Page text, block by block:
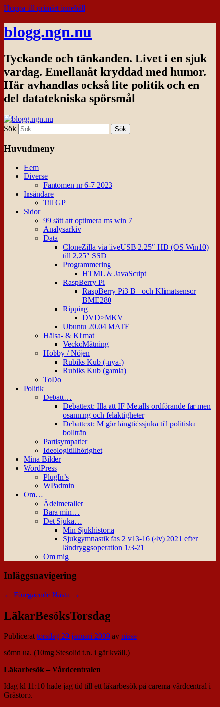
Hoppa till primärt innehåll
blogg.ngn.nu
Tyckande och tänkanden. Livet i en sjuk
vardag. Emellanåt kryddad med humor.
Här avhandlas också lite politik och en
del datatekniska spörsmål
Sök
Huvudmeny
Hem
Diverse
Fantomen nr 6-7 2023
Insändare
Till GP
Sidor
99 sätt att optimera ms win 7
Analysarkiv
Data
CloneZilla via liveUSB 2.25″ HD (OS Win10)
till 2,25″ SSD
Programmering
HTML & JavaScript
RaspBerry Pi
RaspBerry Pi3 B+ och Klimatsensor
BME280
Ripping
DVD>MKV
Ubuntu 20.04 MATE
Hälsa- & Klimat
VeckoMätning
Hobby / Nöjen
Rubiks Kub (-nya-)
Rubiks Kub (gamla)
ToDo
Politik
Debatt…
Debattext: Illa att IF Metalls ordförande far men
osanning och felaktigheter
Debattext: M gör långtidssjuka till politiska
bollträn
Partisympatier
Ideologitillhörighet
Mina Bilder
WordPress
PlugIn’s
WPadmin
Om…
Ädelmetaller
Bara min…
Det Sjuka…
Min Sjukhistoria
Sjukgymnastik fas 2 v13-16 (4v) 2021 efter
ländryggsoperation 1/3-21
Om mig
Inläggsnavigering
← Föregående Nästa →
LäkarBesöksTorsdag
Publicerattorsdag 29 januari 2009 av nisse
sömn ua. (10mg Stesolid t.n. i går kväll.)
Läkarbesök – Vårdcentralen
Idag kl 11:10 hade jag tid till ett läkarbesök på carema vårdcentral i
Grästorp.